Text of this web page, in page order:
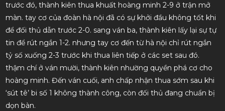
trước đó, thành kiên thua khuất hoàng minh 2-9 ở trận mở
màn. tay cơ của đoàn hà nội đã có sự khởi đầu không tốt khi
để đối thủ dẫn trước 2-0. sang ván ba, thành kiên lấy lại sự tự
tin để rút ngắn 1-2. nhưng tay cơ đến từ hà nội chỉ rút ngắn
tỷ số xuống 2-3 trước khi thua liên tiếp ở các set sau đó.
thậm chí ở ván mười, thành kiên nhường quyền phá cơ cho
hoàng minh. Đến ván cuối, anh chấp nhận thua sớm sau khi
‘sút tê’ bi số 1 không thành công, còn đối thủ đang chuẩn bị
dọn bàn.